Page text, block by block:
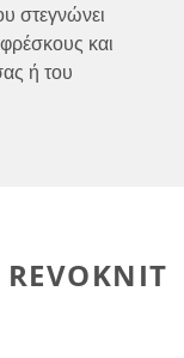
στεγνώνει
και
ή του
REVOKNIT